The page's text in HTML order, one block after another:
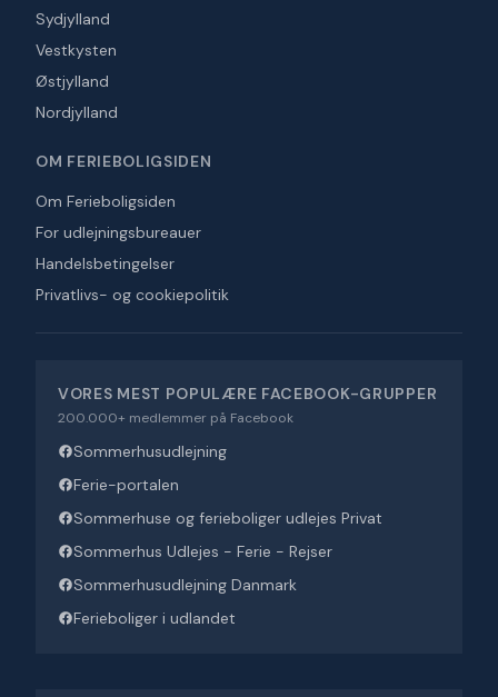
Sydjylland
Vestkysten
Østjylland
Nordjylland
OM FERIEBOLIGSIDEN
Om Ferieboligsiden
For udlejningsbureauer
Handelsbetingelser
Privatlivs- og cookiepolitik
VORES MEST POPULÆRE FACEBOOK-GRUPPER
200.000+ medlemmer på Facebook
Sommerhusudlejning
Ferie-portalen
Sommerhuse og ferieboliger udlejes Privat
Sommerhus Udlejes - Ferie - Rejser
Sommerhusudlejning Danmark
Ferieboliger i udlandet